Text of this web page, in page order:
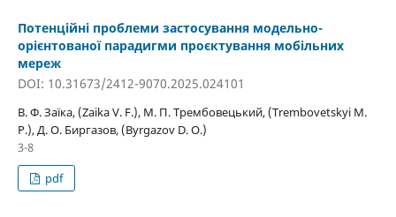
Потенційні проблеми застосування модельно-
орієнтованої парадигми проєктування мобільних
мереж
DOI: 10.31673/2412-9070.2025.024101
В. Ф. Заїка, (Zaika V. F.), М. П. Трембовецький, (Trembovetskyi M.
P.), Д. О. Биргазов, (Byrgazov D. O.)
3-8
pdf